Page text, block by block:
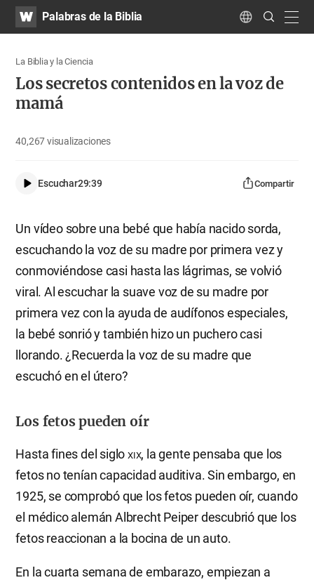
WATVPalabras de la Biblia Language
Search
Submit
La Biblia y la Ciencia
Los secretos contenidos en la voz de
mamá
40,267visualizaciones
Escuchar29:39 Compartir
Un vídeo sobre una bebé que había nacido sorda,
escuchando la voz de su madre por primera vez y
conmoviéndose casi hasta las lágrimas, se volvió
viral. Al escuchar la suave voz de su madre por
primera vez con la ayuda de audífonos especiales,
la bebé sonrió y también hizo un puchero casi
llorando. ¿Recuerda la voz de su madre que
escuchó en el útero?
Los fetos pueden oír
Hasta fines del sigloxix, la gente pensaba que los
fetos no tenían capacidad auditiva. Sin embargo, en
1925, se comprobó que los fetos pueden oír, cuando
el médico alemán Albrecht Peiper descubrió que los
fetos reaccionan a la bocina de un auto.
En la cuarta semana de embarazo, empiezan a